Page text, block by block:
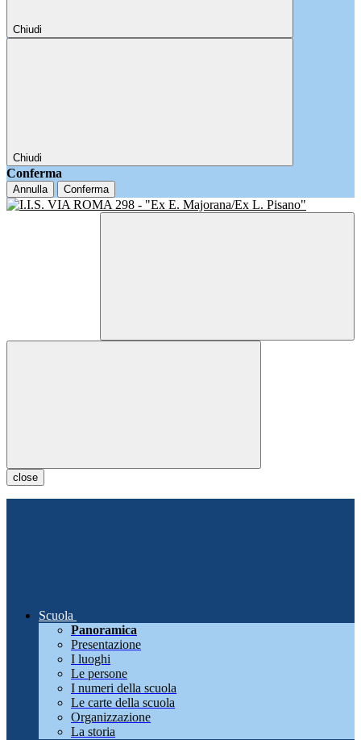
Chiudi
Chiudi
Conferma
Annulla Conferma
close
Scuola
Panoramica
Presentazione
I luoghi
Le persone
I numeri della scuola
Le carte della scuola
Organizzazione
La storia